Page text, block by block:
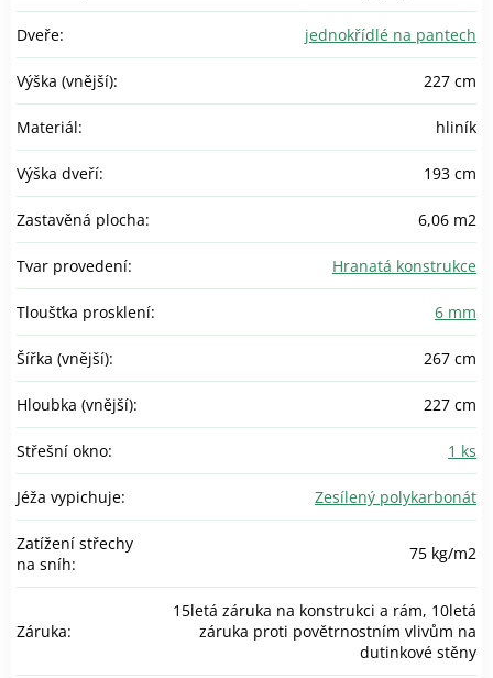
Dveře: jednokřídlé na pantech
Výška (vnější): 227 cm
Materiál: hliník
Výška dveří: 193 cm
Zastavěná plocha: 6,06 m2
Tvar provedení: Hranatá konstrukce
Tloušťka prosklení: 6 mm
Šířka (vnější): 267 cm
Hloubka (vnější): 227 cm
Střešní okno: 1 ks
Jéža vypichuje: Zesílený polykarbonát
Zatížení střechy
na sníh:
75 kg/m2
Záruka:
15letá záruka na konstrukci a rám, 10letá
záruka proti povětrnostním vlivům na
dutinkové stěny